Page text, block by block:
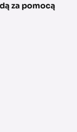
za pomocą